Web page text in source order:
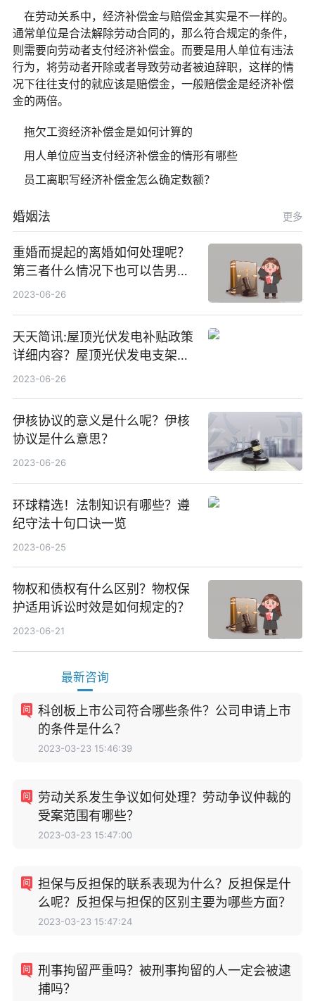
在劳动关系中，经济补偿金与赔偿金其实是不一样的。
通常单位是合法解除劳动合同的，那么符合规定的条件，
则需要向劳动者支付经济补偿金。而要是用人单位有违法
行为，将劳动者开除或者导致劳动者被迫辞职，这样的情
况下往往支付的就应该是赔偿金，一般赔偿金是经济补偿
金的两倍。
拖欠工资经济补偿金是如何计算的
用人单位应当支付经济补偿金的情形有哪些
员工离职写经济补偿金怎么确定数额？
婚姻法 更多
重婚而提起的离婚如何处理呢？
第三者什么情况下也可以告男人
重婚罪呢？
2023-06-26
天天简讯:屋顶光伏发电补贴政策
详细内容？屋顶光伏发电支架价
格一般是多少？
2023-06-26
伊核协议的意义是什么呢？伊核
协议是什么意思？
2023-06-26
环球精选！法制知识有哪些？遵
纪守法十句口诀一览
2023-06-25
物权和债权有什么区别？物权保
护适用诉讼时效是如何规定的？
2023-06-21
最新咨询
科创板上市公司符合哪些条件？公司申请上市
的条件是什么？
2023-03-23 15:46:39
劳动关系发生争议如何处理？劳动争议仲裁的
受案范围有哪些？
2023-03-23 15:47:00
担保与反担保的联系表现为什么？反担保是什
么呢？反担保与担保的区别主要为哪些方面？
2023-03-23 15:47:24
刑事拘留严重吗？被刑事拘留的人一定会被逮
捕吗？